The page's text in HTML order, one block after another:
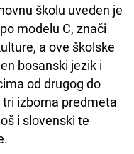
školu uveden je
po modelu C, znači
a ove školske
bosanski jezik i
od drugog do
izborna predmeta
i slovenski te